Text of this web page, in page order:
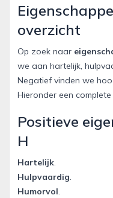
overzicht
Op zoek naar
we aan hartelijk,
Negatief vinden we
Hieronder een
Positieve
H
Hartelijk.
Hulpvaardig.
Humorvol.